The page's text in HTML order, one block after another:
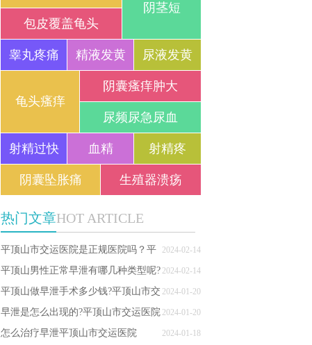
包皮覆盖龟头
阴茎短
睾丸疼痛 精液发黄 尿液发黄
阴囊瘙痒肿大
尿频尿急尿血
龟头瘙痒
射精过快 血精 射精疼
阴囊坠胀痛 生殖器溃疡
热门文章HOT ARTICLE
2024-02-14
平顶山市交运医院是正规医院吗？平
顶山哪里看早泄好_平顶山市交运医院 2024-02-14
平顶山男性正常早泄有哪几种类型呢?
2024-01-20
平顶山做早泄手术多少钱?平顶山市交
运医院
2024-01-20
早泄是怎么出现的?平顶山市交运医院
2024-01-18
怎么治疗早泄平顶山市交运医院